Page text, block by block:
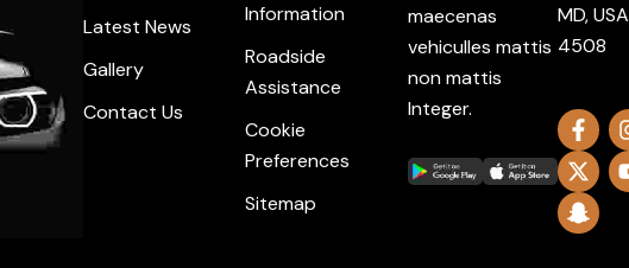
Latest News
Gallery
Contact Us
Information
Roadside
Assistance
Cookie
Preferences
Sitemap
maecenas
vehiculles mattis
non mattis
Integer.
MD, USA
4508